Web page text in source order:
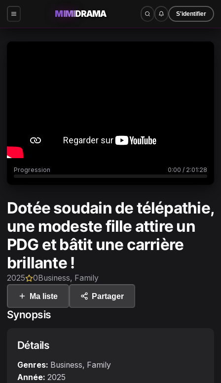
MIMIDRAMA S'identifier
2:01:28
Progression 0:00 / 2:01:28
Dotée soudain de télépathie,
une modeste fille attire un
PDG et bâtit une carrière
brillante !
2025 0 Business, Family
Ma liste Partager
Synopsis
Détails
Genres: Business, Family
Année: 2025